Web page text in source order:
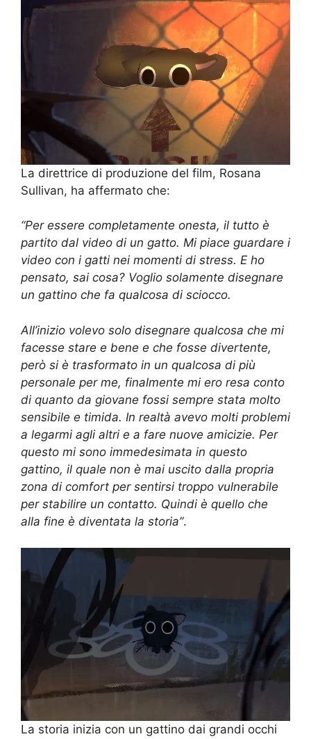
La direttrice di produzione del film, Rosana
Sullivan, ha affermato che:
“Per essere completamente onesta, il tutto è
partito dal video di un gatto. Mi piace guardare i
video con i gatti nei momenti di stress. E ho
pensato, sai cosa? Voglio solamente disegnare
un gattino che fa qualcosa di sciocco.
All’inizio volevo solo disegnare qualcosa che mi
facesse stare e bene e che fosse divertente,
però si è trasformato in un qualcosa di più
personale per me, finalmente mi ero resa conto
di quanto da giovane fossi sempre stata molto
sensibile e timida. In realtà avevo molti problemi
a legarmi agli altri e a fare nuove amicizie. Per
questo mi sono immedesimata in questo
gattino, il quale non è mai uscito dalla propria
zona di comfort per sentirsi troppo vulnerabile
per stabilire un contatto. Quindi è quello che
alla fine è diventata la storia”.
La storia inizia con un gattino dai grandi occhi